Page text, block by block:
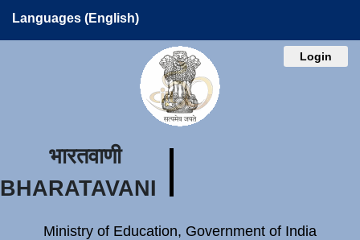
Languages (English)
Login
भारतवाणी
BHARATAVANI
Ministry of Education, Government of India